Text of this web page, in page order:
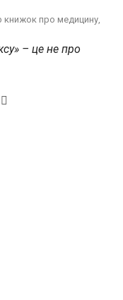
книжок про медицину,
– це не про